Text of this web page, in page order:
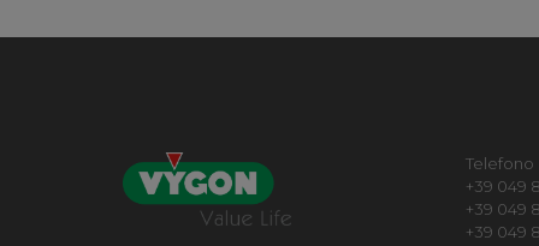
Telefono
+39 049
+39 049
+39 049